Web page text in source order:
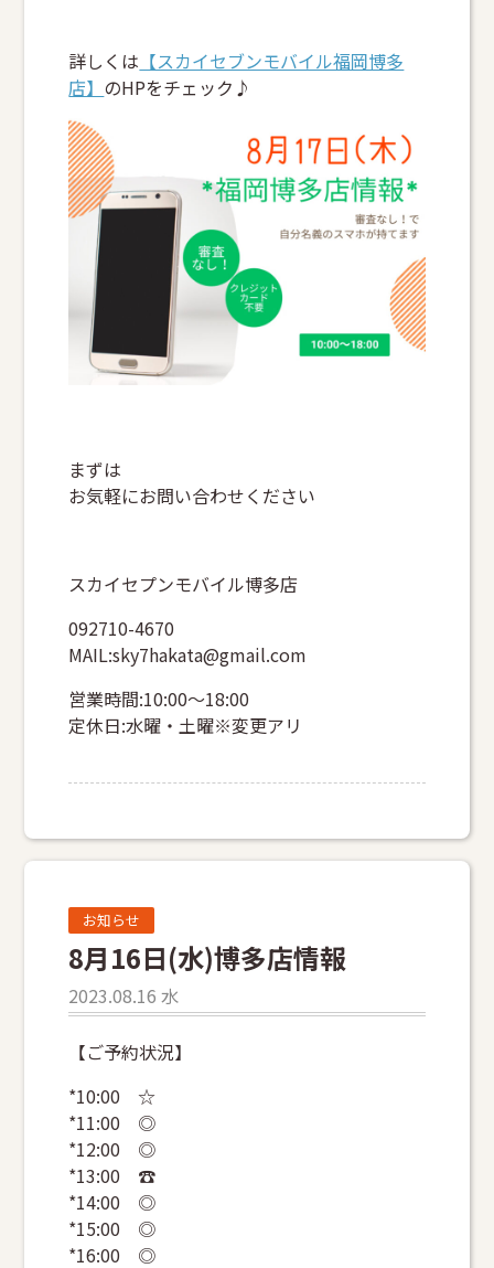
詳しくは 【スカイセブンモバイル福岡博多
店】 のHPをチェック♪
まずは
お気軽にお問い合わせください
スカイセプンモバイル博多店
092710-4670
MAIL:sky7hakata@gmail.com
営業時間:10:00～18:00
定休日:水曜・土曜※変更アリ
お知らせ
8月16日(水)博多店情報
2023.08.16 水
【ご予約状況】
*10:00 ☆
*11:00 ◎
*12:00 ◎
*13:00 ☎
*14:00 ◎
*15:00 ◎
*16:00 ◎